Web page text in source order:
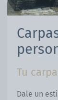
Tu
Dale un